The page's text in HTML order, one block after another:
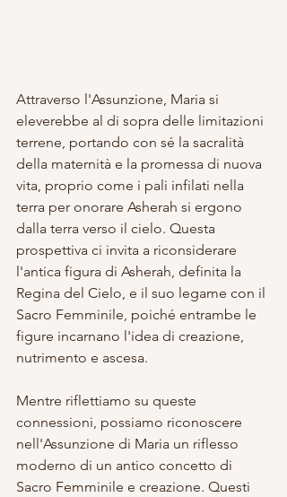
Attraverso l'Assunzione, Maria si
eleverebbe al di sopra delle limitazioni
terrene, portando con sé la sacralità
della maternità e la promessa di nuova
vita, proprio come i pali infilati nella
terra per onorare Asherah si ergono
dalla terra verso il cielo. Questa
prospettiva ci invita a riconsiderare
l'antica figura di Asherah, definita la
Regina del Cielo, e il suo legame con il
Sacro Femminile, poiché entrambe le
figure incarnano l'idea di creazione,
nutrimento e ascesa.
Mentre riflettiamo su queste
connessioni, possiamo riconoscere
nell'Assunzione di Maria un riflesso
moderno di un antico concetto di
Sacro Femminile e creazione. Questi